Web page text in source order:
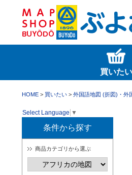
買いたい
HOME > 買いたい > 外国語地図 (折図)・外
Select Language ▼
条件から探す
商品カテゴリから選ぶ